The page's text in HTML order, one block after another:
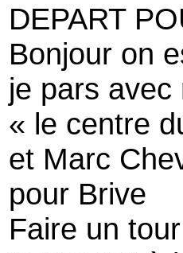
DEPART
Bonjour on
je pars
« le centre
et Marc
pour Brive
Faire un